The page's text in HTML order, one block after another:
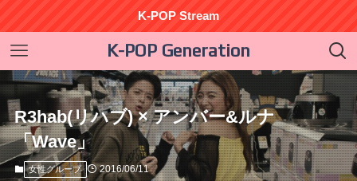
K-POP Stream
K-POP Generation
R3hab(リハブ) × アンバー&ルナ
「Wave」
女性グループ 2016/06/11